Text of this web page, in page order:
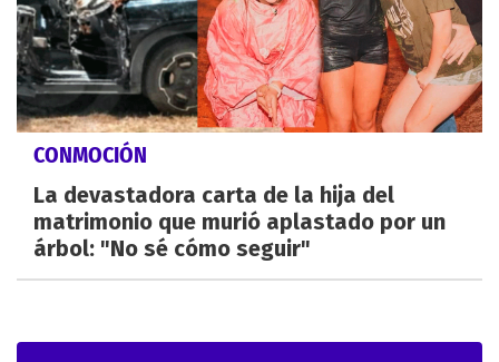
CONMOCIÓN
La devastadora carta de la hija del
matrimonio que murió aplastado por un
árbol: "No sé cómo seguir"